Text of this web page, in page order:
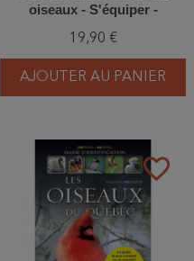
oiseaux - S'équiper -
19,90 €
AJOUTER AU PANIER
favorite_border